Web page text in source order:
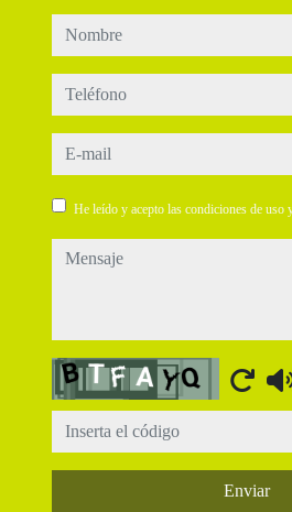
nombre
teléfono
e-mail
He leído y acepto las condiciones de uso
mensaje
Captcha
Enviar